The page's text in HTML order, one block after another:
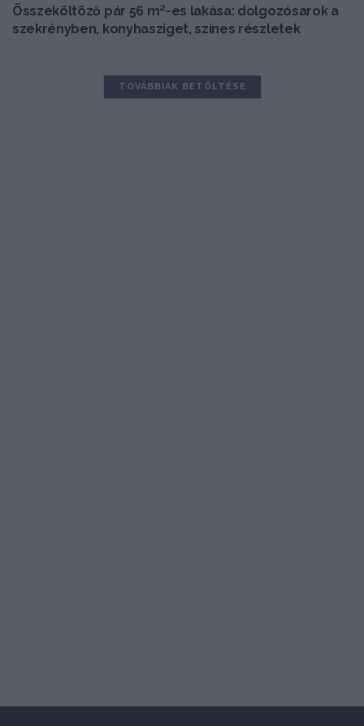
Összeköltöző pár 56 m²-es lakása: dolgozósarok a
szekrényben, konyhasziget, színes részletek
TOVÁBBIAK BETÖLTÉSE